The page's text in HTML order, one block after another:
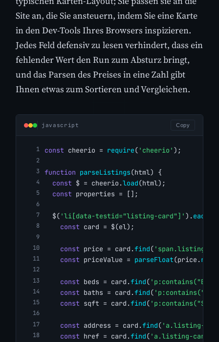
Site an, die Sie ansteuern, indem Sie eine Karte
in den Dev-Tools Ihres Browsers inspizieren.
Jedes Feld defensiv zu lesen verhindert, dass ein
fehlender Wert den Run zum Absturz bringt,
und das Parsen des Preises in eine Zahl gibt
Ihnen etwas zum Sortieren und Vergleichen.
javascript Copy
const cheerio = require( 'cheerio' );
function parseListings(html) {
const $ = cheerio.load(html);
const properties = [];
  $(
'li[data-testid="listing-card"]' ). each
const card = $(el);
const price = card.find( 'span.listing-
const priceValue = parseFloat(price.
const beds = card.find(
const baths = card.find(
const sqft = card.find( 'p:contains("Sq
const address = card.find( 'a.listing-
const href = card.find( 'a.listing-card-